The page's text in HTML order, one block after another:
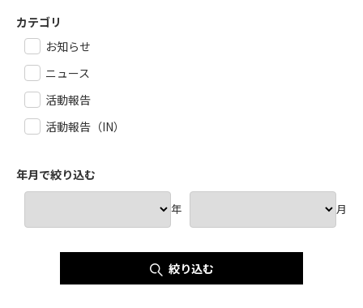
カテゴリ
お知らせ
ニュース
活動報告
活動報告（IN）
年月で絞り込む
年 月
絞り込む